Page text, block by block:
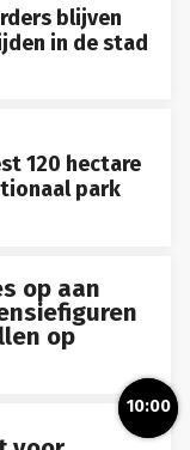
in de stad
park
op
test
10:00